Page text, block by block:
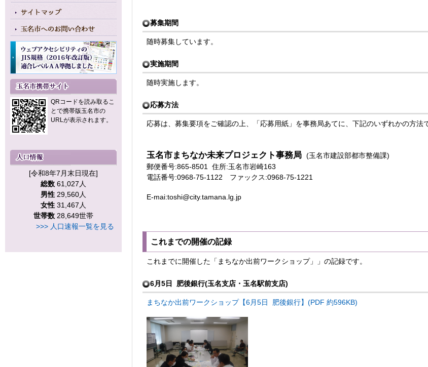
QRコードを読み取るこ
とで携帯版玉名市の
URLが表示されます。
[令和8年7月末日現在]
総数 61,027人
男性 29,560人
女性 31,467人
世帯数 28,649世帯
>>> 人口速報一覧を見る
募集期間
随時募集しています。
実施期間
随時実施します。
応募方法
応募は、募集要項をご確認の上、「応募用紙」を事務局あてに、下記のいずれかの方法
玉名市まちなか未来プロジェクト事務局 (玉名市建設部都市整備課)
郵便番号:865-8501 住所:玉名市岩崎163
電話番号:0968-75-1122 ファックス:0968-75-1221
E-mai:toshi@city.tamana.lg.jp
これまでの開催の記録
これまでに開催した「まちなか出前ワークショップ」」の記録です。
6月5日 肥後銀行(玉名支店・玉名駅前支店)
まちなか出前ワークショップ【6月5日 肥後銀行】(PDF 約596KB)